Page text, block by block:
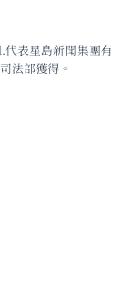
表星島新聞集團有
法部獲得。